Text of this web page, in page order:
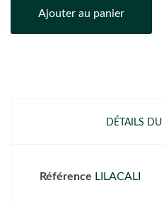
Ajouter au panier
DÉTAILS DU
Référence LILACALI